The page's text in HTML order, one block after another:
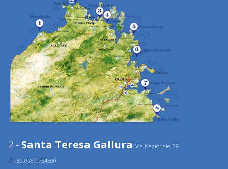
2 - Santa Teresa Gallura, Via Nazionale, 28
T. +39.0789.754500